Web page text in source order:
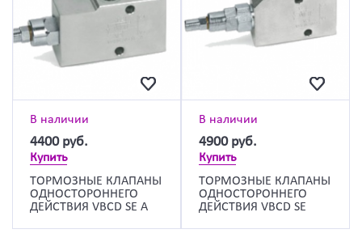
В наличии
4400 руб.
Купить
ТОРМОЗНЫЕ КЛАПАНЫ
ОДНОСТОРОННЕГО
ДЕЙСТВИЯ VBCD SE A
В наличии
4900 руб.
Купить
ТОРМОЗНЫЕ КЛАПАНЫ
ОДНОСТОРОННЕГО
ДЕЙСТВИЯ VBCD SE